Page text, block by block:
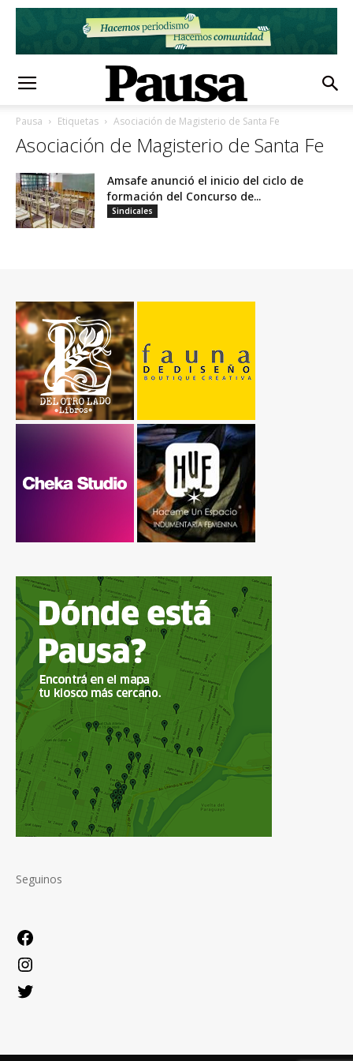
Pausa Etiquetas Asociación de Magisterio de Santa Fe
Asociación de Magisterio de Santa Fe
Amsafe anunció el inicio del ciclo de
formación del Concurso de...
Sindicales
Seguinos